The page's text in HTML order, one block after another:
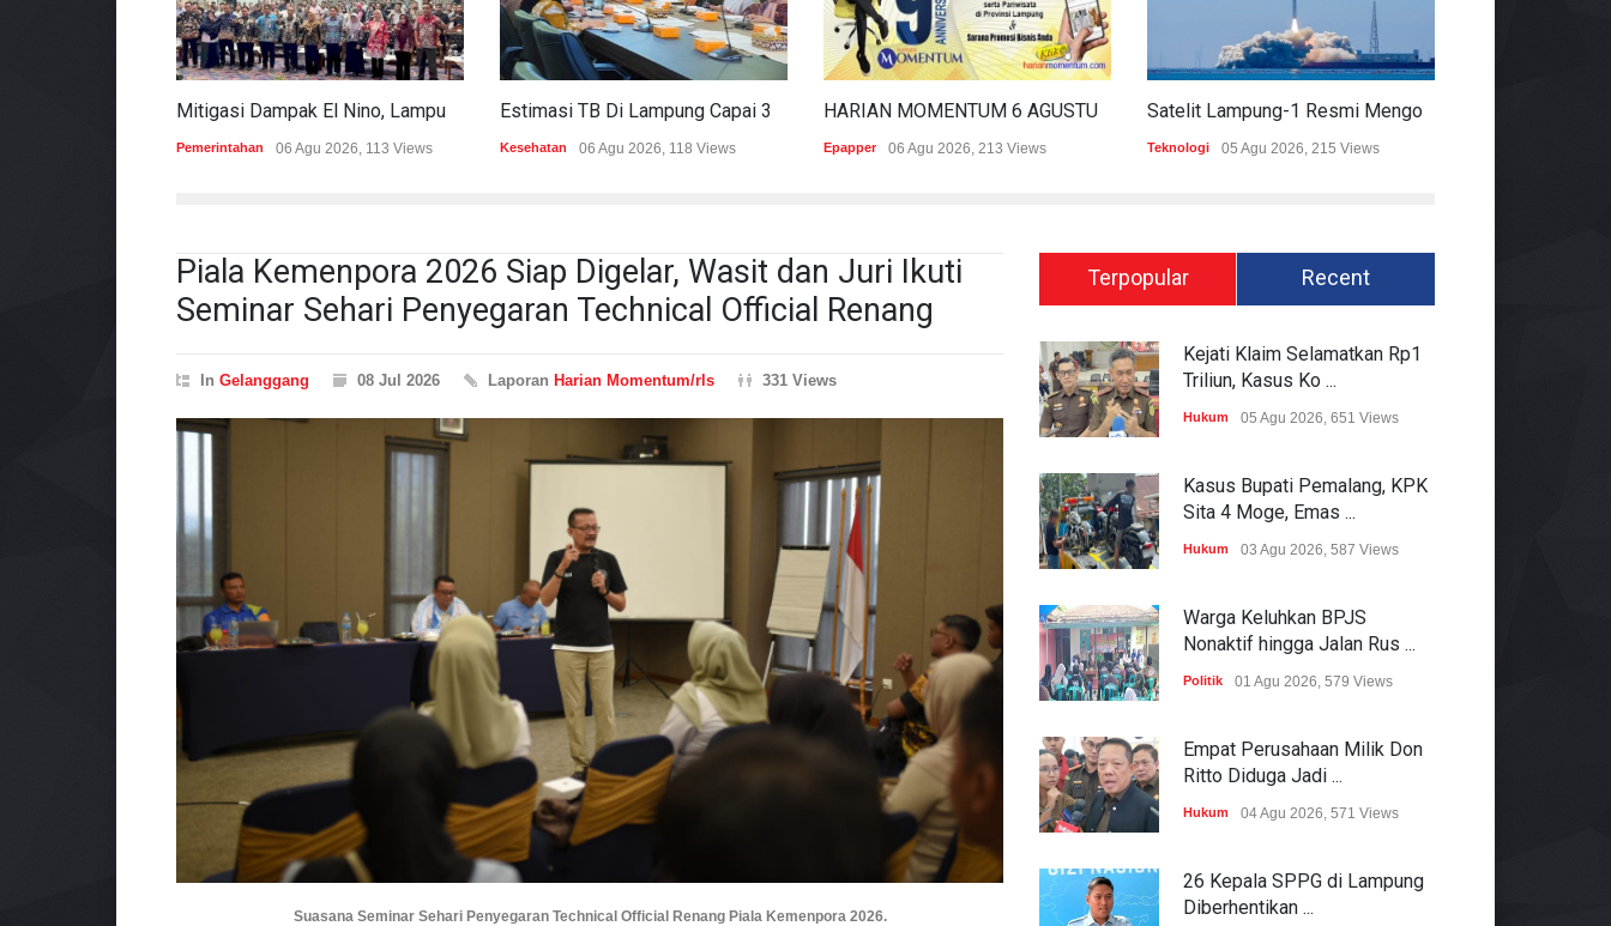
Pemerintahan 06 Agu 2026, 113 Views Kesehatan 06 Agu 2026, 118 Views Epapper 06 Agu 2026, 213 Views Teknologi 05 Agu 2026, 215 Views
Piala Kemenpora 2026 Siap Digelar, Wasit dan Juri Ikuti
Seminar Sehari Penyegaran Technical Official Renang
In Gelanggang 08 Jul 2026 Laporan Harian Momentum/rls 331 Views
Suasana Seminar Sehari Penyegaran Technical Official Renang Piala Kemenpora 2026.
Terpopular Recent
Kejati Klaim Selamatkan Rp1
Triliun, Kasus Ko ...
Hukum 05 Agu 2026, 651 Views
Kasus Bupati Pemalang, KPK
Sita 4 Moge, Emas ...
Hukum 03 Agu 2026, 587 Views
Warga Keluhkan BPJS
Nonaktif hingga Jalan Rus ...
Politik 01 Agu 2026, 579 Views
Empat Perusahaan Milik Don
Ritto Diduga Jadi ...
Hukum 04 Agu 2026, 571 Views
26 Kepala SPPG di Lampung
Diberhentikan ...